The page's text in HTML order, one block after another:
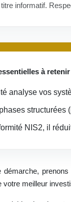
informatif.
à
analyse vos
NIS2, il
démarche,
meilleur